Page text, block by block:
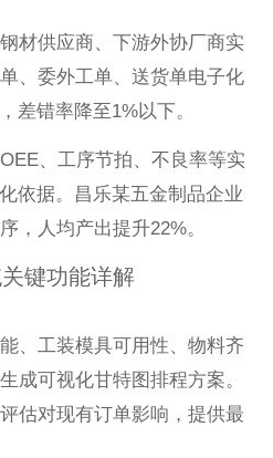
材供应商、下游外协厂商实
、委外工单、送货单电子化
差错率降至1%以下。
、工序节拍、不良率等实
依据。昌乐某五金制品企业
，人均产出提升22%。
键功能详解
、工装模具可用性、物料齐
成可视化甘特图排程方案。
估对现有订单影响，提供最